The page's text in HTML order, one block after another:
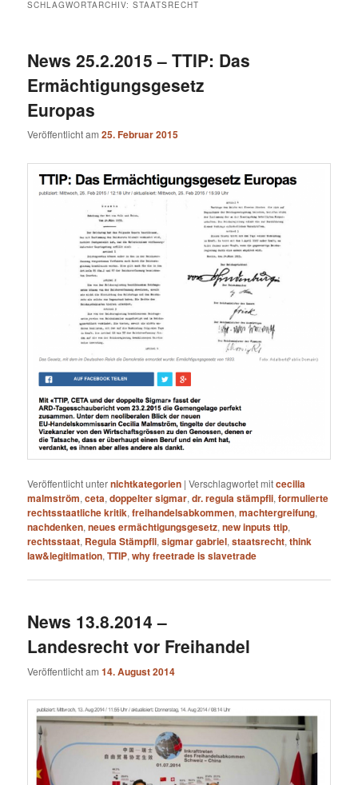
SCHLAGWORTARCHIV:STAATSRECHT
News 25.2.2015 – TTIP: Das
Ermächtigungsgesetz
Europas
Veröffentlicht am25. Februar 2015
Veröffentlicht unternichtkategorien |Verschlagwortet mitcecilia
malmström,ceta,doppelter sigmar,dr. regula stämpfli,formulierte
rechtsstaatliche kritik,freihandelsabkommen,machtergreifung,
nachdenken,neues ermächtigungsgesetz,new inputs ttip,
rechtsstaat, Regula Stämpfli,sigmar gabriel,staatsrecht,think
law&legitimation,TTIP,why freetrade is slavetrade
News 13.8.2014 –
Landesrecht vor Freihandel
Veröffentlicht am14. August 2014